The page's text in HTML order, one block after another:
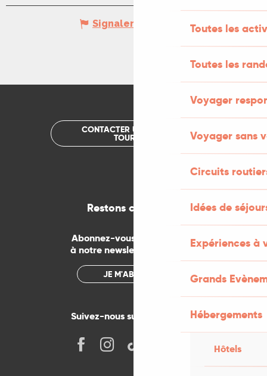
Toutes les
Toutes les
Voyager
Voyager sans
Circuits
Idées de
Expériences à
Grands
Hébergements
Hôtels
Signaler une erreur
CONTACTER UN OFFICE DE
TOURISME
Restons connectés
Abonnez-vous gratuitement
à notre newsletter mensuelle
JE M'ABONNE
Suivez-nous sur les réseaux !